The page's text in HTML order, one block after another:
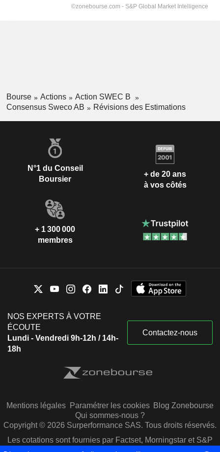
Bourse Actions
Action SWEC B
Consensus Sweco AB
Révisions des Estimations
N°1 du Conseil
Boursier
+ de 20 ans
à vos côtés
+ 1 300 000
membres
NOS EXPERTS À VOTRE
ÉCOUTE
Lundi - Vendredi 9h-12h / 14h-
18h
Contactez-nous
Mentions légales Paramétrer les cookies Blog Zonebourse
Qui sommes-nous ?
Copyright © 2026 Surperformance SAS. Tous droits réservés.
Les cotations sont fournies par Factset, Morningstar et S&P
Capital IQ